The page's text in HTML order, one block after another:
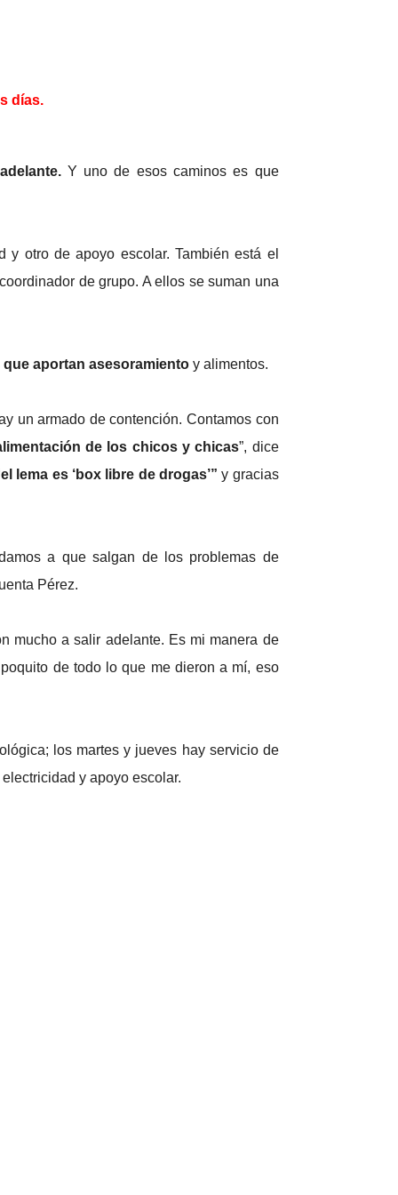
días.
Y uno de esos caminos es que
otro de apoyo escolar. También está el
de grupo. A ellos se suman una
aportan asesoramiento y alimentos.
un armado de contención. Contamos con
de los chicos y chicas”, dice
lema es ‘box libre de drogas’” y gracias
a que salgan de los problemas de
Pérez.
mucho a salir adelante. Es mi manera de
de todo lo que me dieron a mí, eso
los martes y jueves hay servicio de
y apoyo escolar.